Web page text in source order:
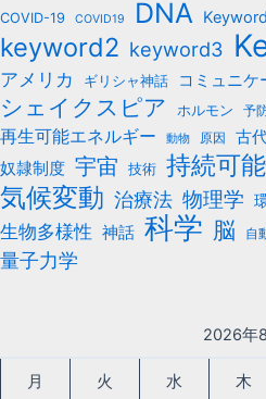
COVID-19 COVID19 DNA Keyword
keyword2 keyword3
アメリカ ギリシャ神話 コミュニケ
シェイクスピア ホルモン 予
再生可能エネルギー
動物 原因 古
奴隷制度 宇宙 技術 持続可
気候変動 治療法 物理学
生物多様性 神話 科学 脳 自
量子力学
2026年
月 火 水 木